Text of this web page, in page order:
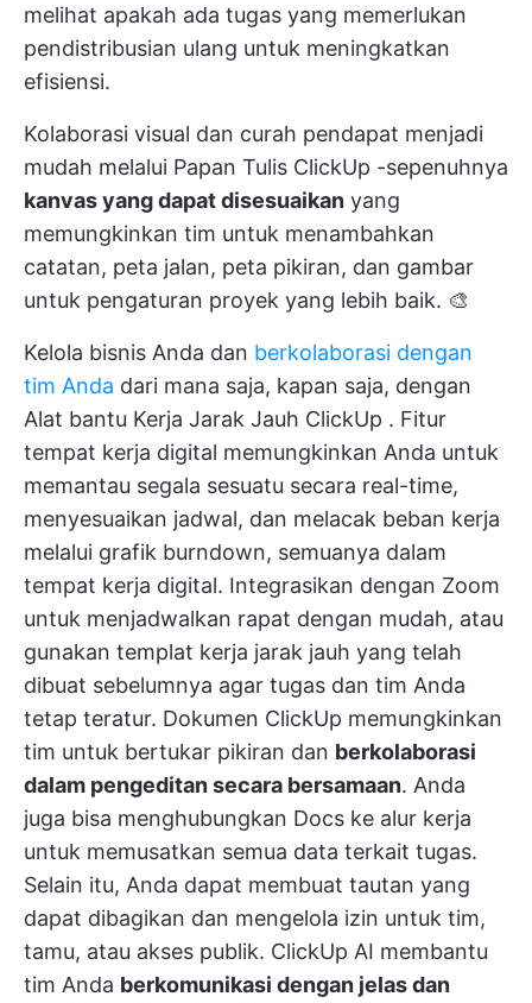
melihat apakah ada tugas yang memerlukan
pendistribusian ulang untuk meningkatkan
efisiensi.
Kolaborasi visual dan curah pendapat menjadi
mudah melalui Papan Tulis ClickUp -sepenuhnya
kanvas yang dapat disesuaikan yang
memungkinkan tim untuk menambahkan
catatan, peta jalan, peta pikiran, dan gambar
untuk pengaturan proyek yang lebih baik. 🎨
Kelola bisnis Anda dan berkolaborasi dengan
tim Anda dari mana saja, kapan saja, dengan
Alat bantu Kerja Jarak Jauh ClickUp . Fitur
tempat kerja digital memungkinkan Anda untuk
memantau segala sesuatu secara real-time,
menyesuaikan jadwal, dan melacak beban kerja
melalui grafik burndown, semuanya dalam
tempat kerja digital. Integrasikan dengan Zoom
untuk menjadwalkan rapat dengan mudah, atau
gunakan templat kerja jarak jauh yang telah
dibuat sebelumnya agar tugas dan tim Anda
tetap teratur. Dokumen ClickUp memungkinkan
tim untuk bertukar pikiran dan berkolaborasi
dalam pengeditan secara bersamaan. Anda
juga bisa menghubungkan Docs ke alur kerja
untuk memusatkan semua data terkait tugas.
Selain itu, Anda dapat membuat tautan yang
dapat dibagikan dan mengelola izin untuk tim,
tamu, atau akses publik. ClickUp AI membantu
tim Anda berkomunikasi dengan jelas dan